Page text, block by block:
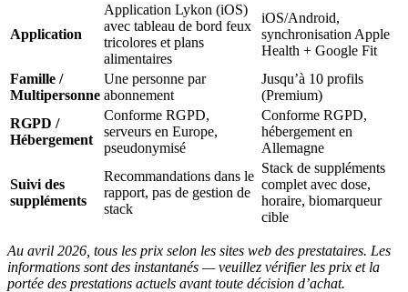
Application
Application Lykon (iOS)
avec tableau de bord feux
tricolores et plans
alimentaires
iOS/Android,
synchronisation Apple
Health + Google Fit
Famille /
Multipersonne
Une personne par
abonnement
Jusqu’à 10 profils
(Premium)
RGPD /
Hébergement
Conforme RGPD,
serveurs en Europe,
pseudonymisé
Conforme RGPD,
hébergement en
Allemagne
Suivi des
suppléments
Recommandations dans le
rapport, pas de gestion de
stack
Stack de suppléments
complet avec dose,
horaire, biomarqueur
cible
Au avril 2026, tous les prix selon les sites web des prestataires. Les
informations sont des instantanés — veuillez vérifier les prix et la
portée des prestations actuels avant toute décision d’achat.